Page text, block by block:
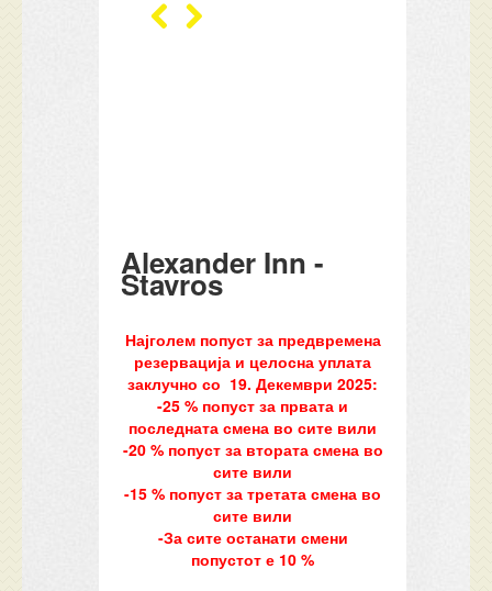
Alexander Inn -
Stavros
Најголем попуст за предвремена
резервација и целосна уплата
заклучно со 19. Декември 2025:
-25 % попуст за првата и
последната смена во сите вили
-20 % попуст за втората смена во
сите вили
-15 % попуст за третата смена во
сите вили
-За сите останати смени
попустот е 10 %